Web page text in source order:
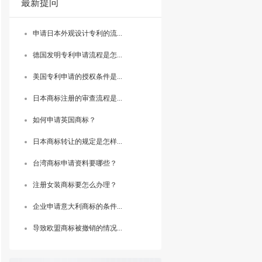
最新提问
申请日本外观设计专利的流...
德国发明专利申请流程是怎...
美国专利申请的授权条件是...
日本商标注册的审查流程是...
如何申请英国商标？
日本商标转让的规定是怎样...
台湾商标申请资料要哪些？
注册女装商标要怎么办理？
企业申请意大利商标的条件...
导致欧盟商标被撤销的情况...